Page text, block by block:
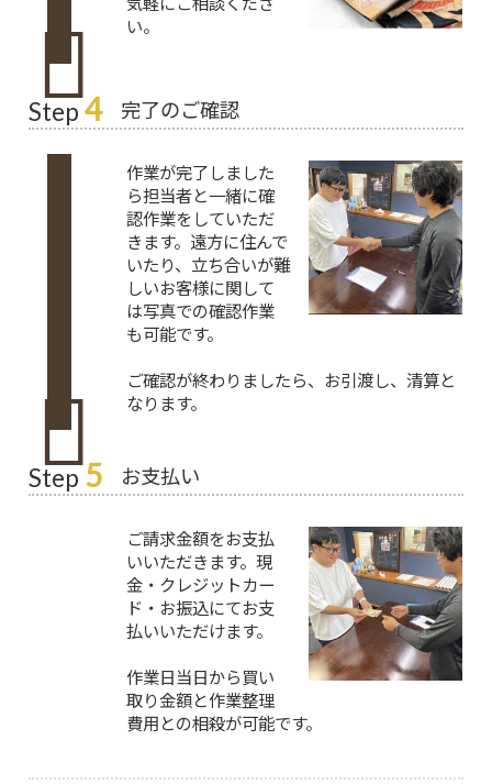
い。
Step 4 完了のご確認
作業が完了しました
ら担当者と一緒に確
認作業をしていただ
きます。遠方に住んで
いたり、立ち合いが難
しいお客様に関して
は写真での確認作業
も可能です。
ご確認が終わりましたら、お引渡し、清算と
なります。
Step 5 お支払い
ご請求金額をお支払
いいただきます。現
金・クレジットカー
ド・お振込にてお支
払いいただけます。
作業日当日から買い
取り金額と作業整理
費用との相殺が可能です。